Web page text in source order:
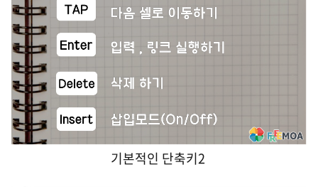
기본적인 단축키2